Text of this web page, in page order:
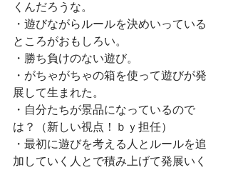
くんだろうな。
・遊びながらルールを決めいっている
ところがおもしろい。
・勝ち負けのない遊び。
・がちゃがちゃの箱を使って遊びが発
展して生まれた。
・自分たちが景品になっているので
は？（新しい視点！ｂｙ担任）
・最初に遊びを考える人とルールを追
加していく人とで積み上げて発展いく